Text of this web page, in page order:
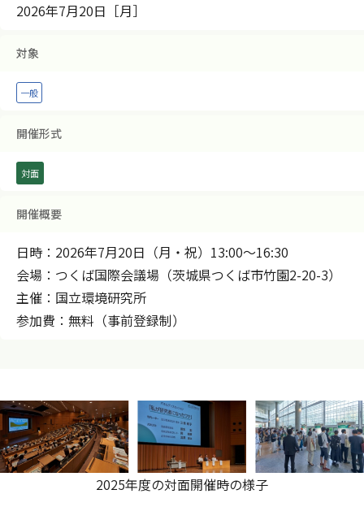
2026年7月20日 ［月］
対象
一般
開催形式
対面
開催概要
日時：2026年7月20日（月・祝）13:00〜16:30
会場：つくば国際会議場（茨城県つくば市竹園2-20-3）
主催：国立環境研究所
参加費：無料（事前登録制）
2025年度の対面開催時の様子